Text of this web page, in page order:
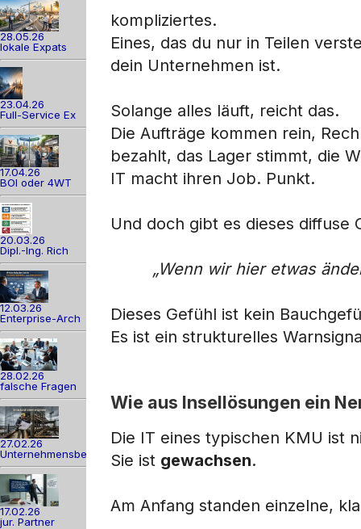
28.05.26
lokale Expats
23.04.26
Full-Service Ex
17.04.26
BOI oder 4WT
20.03.26
Dipl.-Ing. Rich
12.03.26
Enterprise-Arch
28.02.26
falsche Fragen
27.02.26
Unternehmensber
17.02.26
jur. Partner
kompliziertes.
Eines, das du nur in Teilen
dein Unternehmen ist.
Solange alles läuft, reicht das.
Die Aufträge kommen rein,
bezahlt, das Lager stimmt, die
IT macht ihren Job. Punkt.
Und doch gibt es dieses diffuse
„Wenn wir hier etwas
Dieses Gefühl ist kein
Es ist ein strukturelles
Wie aus Insellösungen ein
Die IT eines typischen KMU ist
Sie ist gewachsen.
Am Anfang standen einzelne,